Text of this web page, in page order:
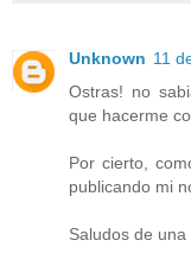
Unknown 11
Ostras! no
que hacerme
Por cierto,
publicando mi
Saludos de una